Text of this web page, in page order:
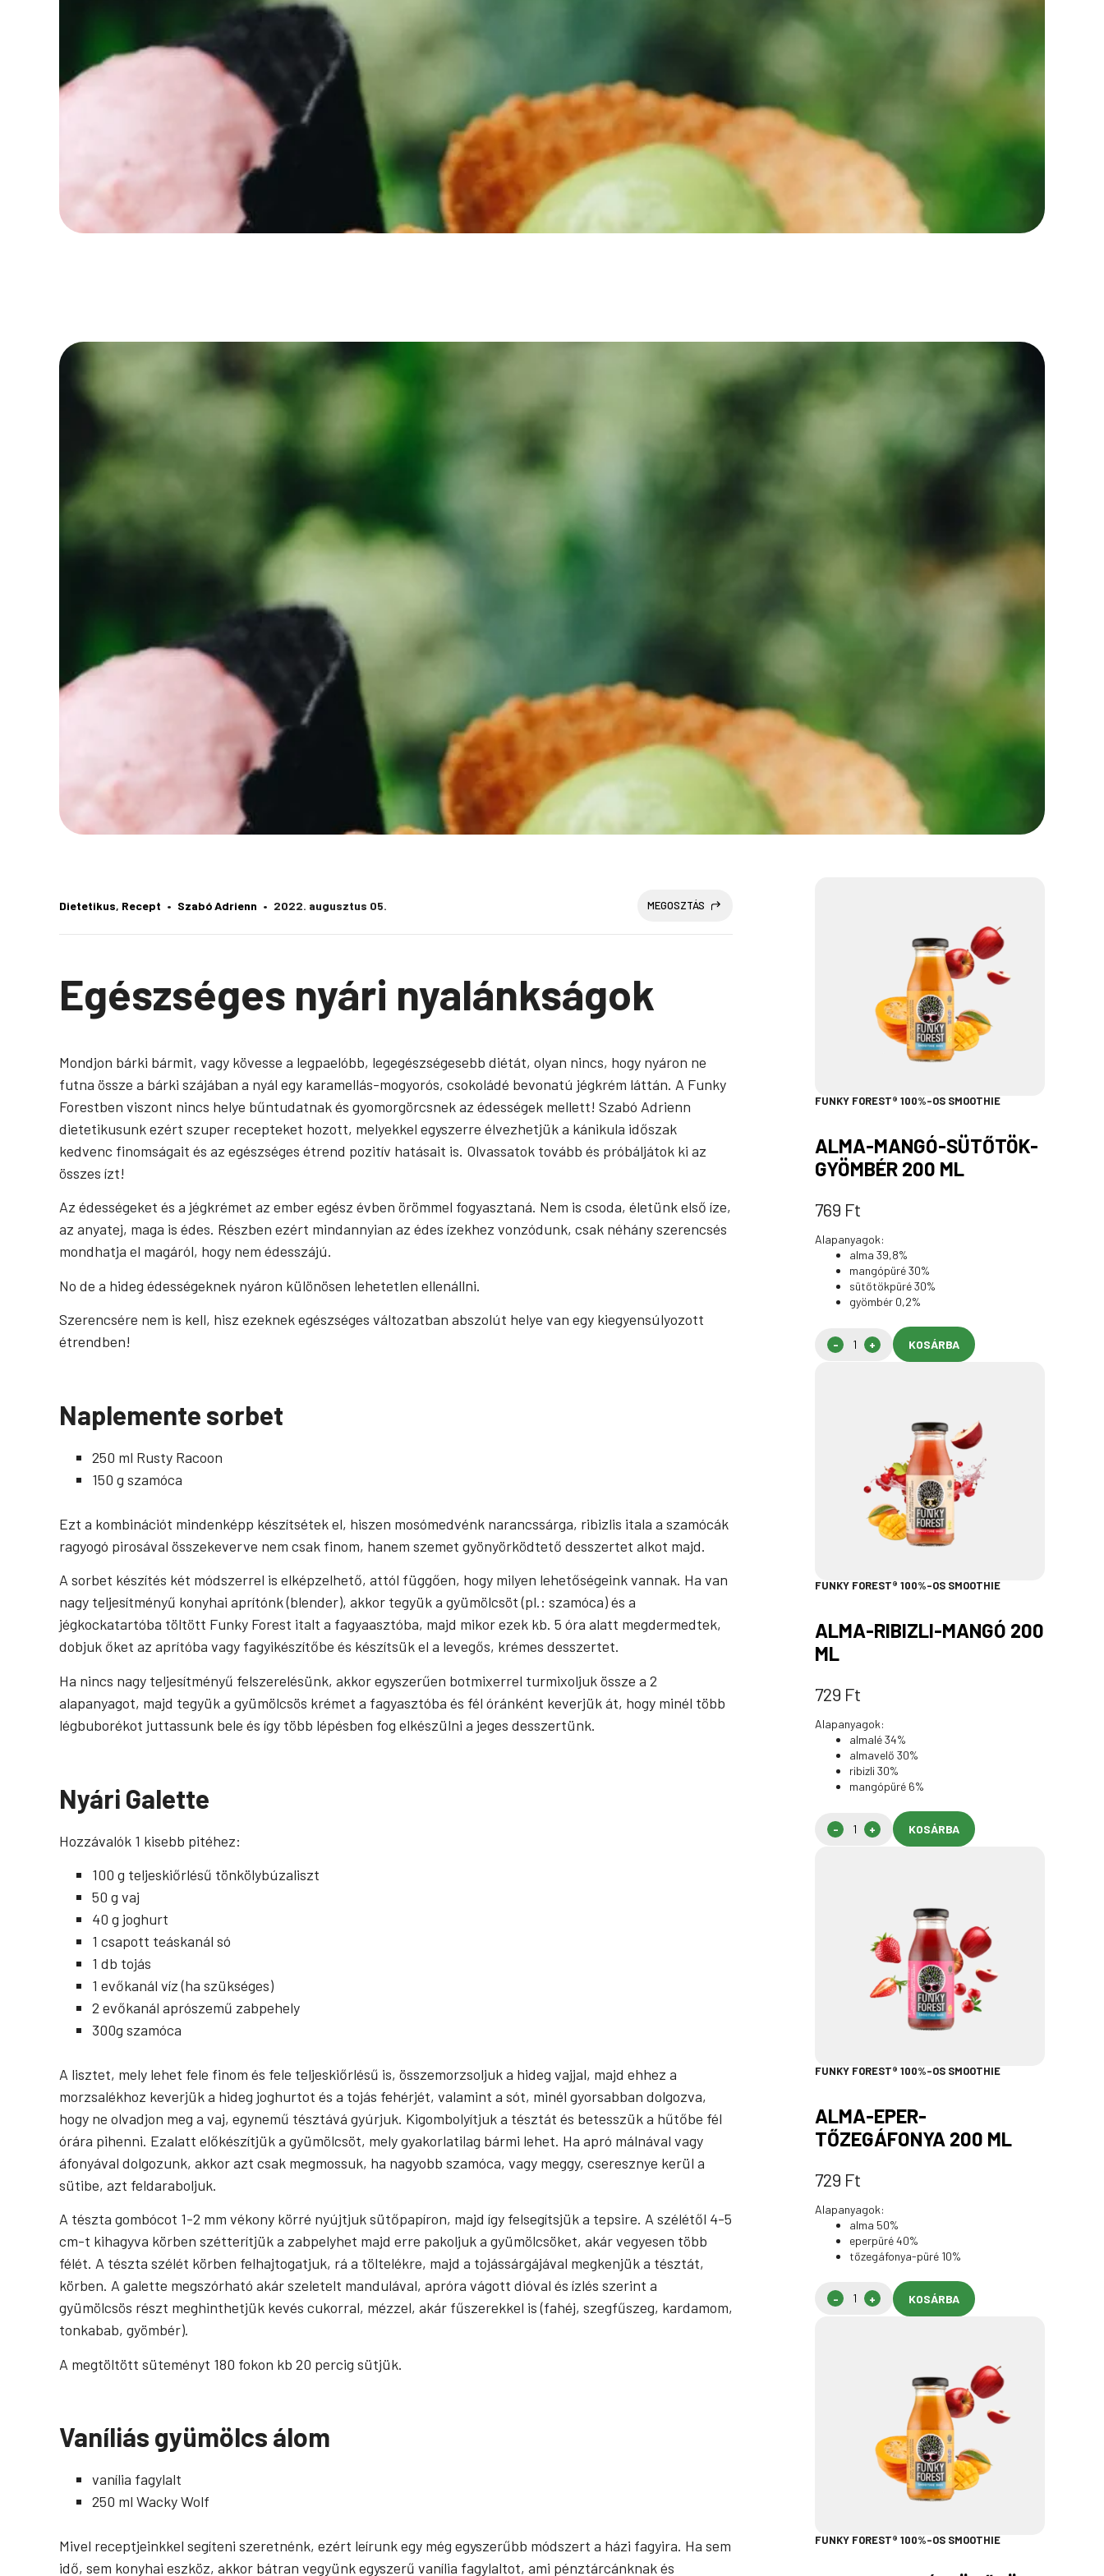
Dietetikus, Recept Szabó Adrienn 2022. augusztus 05. MEGOSZTÁS
Egészséges nyári nyalánkságok
Mondjon bárki bármit, vagy kövesse a legpaelóbb, legegészségesebb diétát, olyan nincs, hogy nyáron ne
futna össze a bárki szájában a nyál egy karamellás-mogyorós, csokoládé bevonatú jégkrém láttán. A Funky
Forestben viszont nincs helye bűntudatnak és gyomorgörcsnek az édességek mellett! Szabó Adrienn
dietetikusunk ezért szuper recepteket hozott, melyekkel egyszerre élvezhetjük a kánikula időszak
kedvenc finomságait és az egészséges étrend pozitív hatásait is. Olvassatok tovább és próbáljátok ki az
összes ízt!
Az édességeket és a jégkrémet az ember egész évben örömmel fogyasztaná. Nem is csoda, életünk első íze,
az anyatej, maga is édes. Részben ezért mindannyian az édes ízekhez vonzódunk, csak néhány szerencsés
mondhatja el magáról, hogy nem édesszájú.
No de a hideg édességeknek nyáron különösen lehetetlen ellenállni.
Szerencsére nem is kell, hisz ezeknek egészséges változatban abszolút helye van egy kiegyensúlyozott
étrendben!
Naplemente sorbet
250 ml Rusty Racoon
150 g szamóca
Ezt a kombinációt mindenképp készítsétek el, hiszen mosómedvénk narancssárga, ribizlis itala a szamócák
ragyogó pirosával összekeverve nem csak finom, hanem szemet gyönyörködtető desszertet alkot majd.
A sorbet készítés két módszerrel is elképzelhető, attól függően, hogy milyen lehetőségeink vannak. Ha van
nagy teljesítményű konyhai aprítónk (blender), akkor tegyük a gyümölcsöt (pl.: szamóca) és a
jégkockatartóba töltött Funky Forest italt a fagyaasztóba, majd mikor ezek kb. 5 óra alatt megdermedtek,
dobjuk őket az aprítóba vagy fagyikészítőbe és készítsük el a levegős, krémes desszertet.
Ha nincs nagy teljesítményű felszerelésünk, akkor egyszerűen botmixerrel turmixoljuk össze a 2
alapanyagot, majd tegyük a gyümölcsös krémet a fagyasztóba és fél óránként keverjük át, hogy minél több
légbuborékot juttassunk bele és így több lépésben fog elkészülni a jeges desszertünk.
Nyári Galette
Hozzávalók 1 kisebb pitéhez:
100 g teljeskiőrlésű tönkölybúzaliszt
50 g vaj
40 g joghurt
1 csapott teáskanál só
1 db tojás
1 evőkanál víz (ha szükséges)
2 evőkanál aprószemű zabpehely
300g szamóca
A lisztet, mely lehet fele finom és fele teljeskiőrlésű is, összemorzsoljuk a hideg vajjal, majd ehhez a
morzsalékhoz keverjük a hideg joghurtot és a tojás fehérjét, valamint a sót, minél gyorsabban dolgozva,
hogy ne olvadjon meg a vaj, egynemű tésztává gyúrjuk. Kigombolyítjuk a tésztát és betesszük a hűtőbe fél
órára pihenni. Ezalatt előkészítjük a gyümölcsöt, mely gyakorlatilag bármi lehet. Ha apró málnával vagy
áfonyával dolgozunk, akkor azt csak megmossuk, ha nagyobb szamóca, vagy meggy, cseresznye kerül a
sütibe, azt feldaraboljuk.
A tészta gombócot 1-2 mm vékony körré nyújtjuk sütőpapíron, majd így felsegítsjük a tepsire. A szélétől 4-5
cm-t kihagyva körben szétterítjük a zabpelyhet majd erre pakoljuk a gyümölcsöket, akár vegyesen több
félét. A tészta szélét körben felhajtogatjuk, rá a töltelékre, majd a tojássárgájával megkenjük a tésztát,
körben. A galette megszórható akár szeletelt mandulával, apróra vágott dióval és ízlés szerint a
gyümölcsös részt meghinthetjük kevés cukorral, mézzel, akár fűszerekkel is (fahéj, szegfűszeg, kardamom,
tonkabab, gyömbér).
A megtöltött süteményt 180 fokon kb 20 percig sütjük.
Vaníliás gyümölcs álom
vanília fagylalt
250 ml Wacky Wolf
Mivel receptjeinkkel segíteni szeretnénk, ezért leírunk egy még egyszerűbb módszert a házi fagyira. Ha sem
idő, sem konyhai eszköz, akkor bátran vegyünk egyszerű vanília fagylaltot, ami pénztárcánknak és
FUNKY FOREST® 100%-OS SMOOTHIE
ALMA-MANGÓ-SÜTŐTÖK-
GYÖMBÉR 200 ML
769 Ft
Alapanyagok:
alma 39,8%
mangópüré 30%
sütőtökpüré 30%
gyömbér 0,2%
KOSÁRBA
FUNKY FOREST® 100%-OS SMOOTHIE
ALMA-RIBIZLI-MANGÓ 200
ML
729 Ft
Alapanyagok:
almalé 34%
almavelő 30%
ribizli 30%
mangópüré 6%
KOSÁRBA
FUNKY FOREST® 100%-OS SMOOTHIE
ALMA-EPER-
TŐZEGÁFONYA 200 ML
729 Ft
Alapanyagok:
alma 50%
eperpüré 40%
tőzegáfonya-püré 10%
KOSÁRBA
FUNKY FOREST® 100%-OS SMOOTHIE